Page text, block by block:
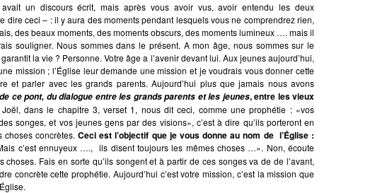
un discours écrit, mais après vous avoir vus, avoir entendu les deux
dire ceci – : il y aura des moments pendant lesquels vous ne comprendrez rien,
des beaux moments, des moments obscurs, des moments lumineux …. mais il
souligner. Nous sommes dans le présent. A mon âge, nous sommes sur le
la vie ? Personne. Votre âge a l’avenir devant lui. Aux jeunes aujourd’hui,
mission ; l’Église leur demande une mission et je voudrais vous donner cette
et parler avec les grands parents. Aujourd’hui plus que jamais nous avons
ce pont, du dialogue entre les grands parents et les jeunes, entre les vieux
dans le chapitre 3, verset 1, nous dit ceci, comme une prophétie : «vos
songes, et vos jeunes gens par des visions», c’est à dire qu’ils porteront en
choses concrètes.Ceci est l’objectif que je vous donne au nom de l’Église :
c’est ennuyeux …., ils disent toujours les mêmes choses …». Non, écoute
choses. Fais en sorte qu’ils songent et à partir de ces songes va de de l’avant,
concrète cette prophétie. Aujourd’hui c’est votre mission, c’est la mission que